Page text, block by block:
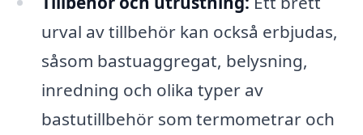
urval av tillbehör kan också erbjudas,
såsom bastuaggregat, belysning,
inredning och olika typer av
bastutillbehör som termometrar och